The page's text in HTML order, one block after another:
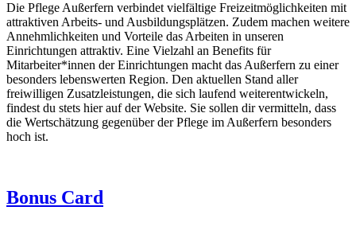
Die Pflege Außerfern verbindet vielfältige Freizeitmöglichkeiten mit
attraktiven Arbeits- und Ausbildungsplätzen. Zudem machen weitere
Annehmlichkeiten und Vorteile das Arbeiten in unseren
Einrichtungen attraktiv. Eine Vielzahl an Benefits für
Mitarbeiter*innen der Einrichtungen macht das Außerfern zu einer
besonders lebenswerten Region. Den aktuellen Stand aller
freiwilligen Zusatzleistungen, die sich laufend weiterentwickeln,
findest du stets hier auf der Website. Sie sollen dir vermitteln, dass
die Wertschätzung gegenüber der Pflege im Außerfern besonders
hoch ist.
Bonus Card